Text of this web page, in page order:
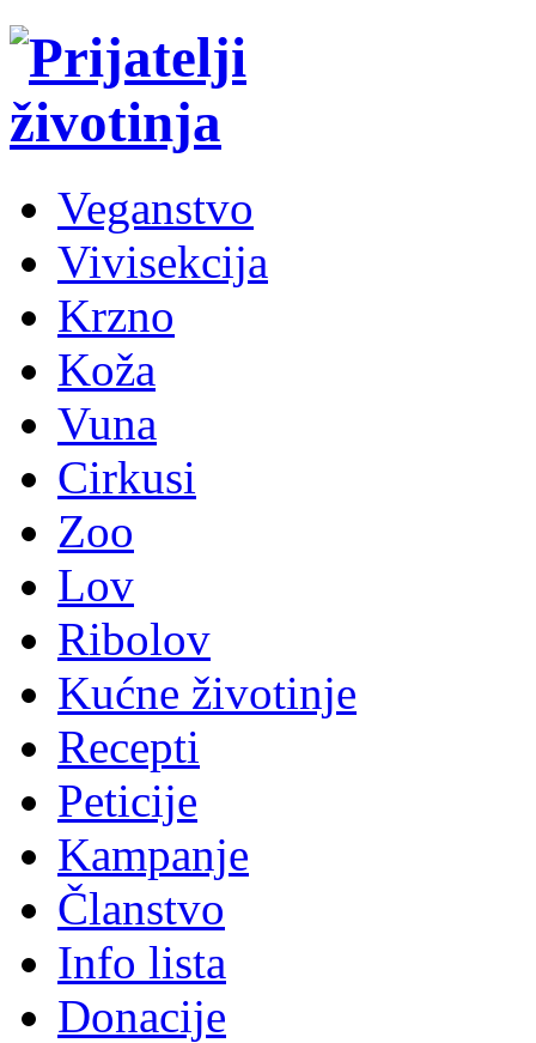
Veganstvo
Vivisekcija
Krzno
Koža
Vuna
Cirkusi
Zoo
Lov
Ribolov
Kućne životinje
Recepti
Peticije
Kampanje
Članstvo
Info lista
Donacije